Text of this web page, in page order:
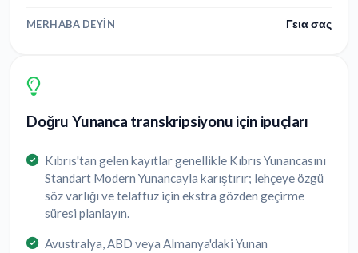
MERHABA DEYIN Γεια σας
Doğru Yunanca transkripsiyonu için ipuçları
Kıbrıs'tan gelen kayıtlar genellikle Kıbrıs Yunancasını
Standart Modern Yunancayla karıştırır; lehçeye özgü
söz varlığı ve telaffuz için ekstra gözden geçirme
süresi planlayın.
Avustralya, ABD veya Almanya'daki Yunan